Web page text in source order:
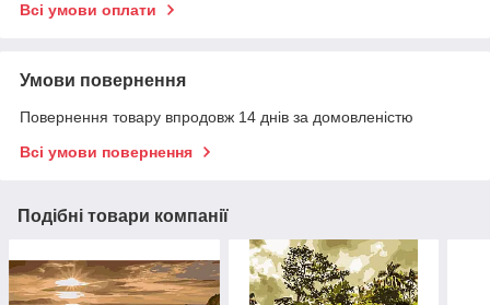
Всі умови оплати
Умови повернення
Повернення товару впродовж 14 днів за домовленістю
Всі умови повернення
Подібні товари компанії